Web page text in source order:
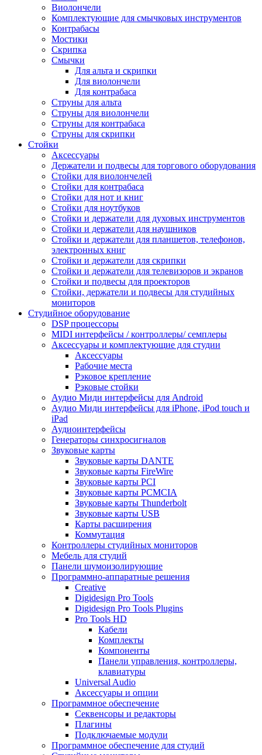
Виолончели
Комплектующие для смычковых инструментов
Контрабасы
Мостики
Скрипка
Смычки
Для альта и скрипки
Для виолончели
Для контрабаса
Струны для альта
Струны для виолончели
Струны для контрабаса
Струны для скрипки
Стойки
Аксессуары
Держатели и подвесы для торгового оборудования
Стойки для виолончелей
Стойки для контрабаса
Стойки для нот и книг
Стойки для ноутбуков
Стойки и держатели для духовых инструментов
Стойки и держатели для наушников
Стойки и держатели для планшетов, телефонов,
электронных книг
Стойки и держатели для скрипки
Стойки и держатели для телевизоров и экранов
Стойки и подвесы для проекторов
Стойки, держатели и подвесы для студийных
мониторов
Студийное оборудование
DSP процессоры
MIDI интерфейсы / контроллеры/ семплеры
Аксессуары и комплектующие для студии
Аксессуары
Рабочие места
Рэковое крепление
Рэковые стойки
Аудио Миди интерфейсы для Android
Аудио Миди интерфейсы для iPhone, iPod touch и
iPad
Аудиоинтерфейсы
Генераторы синхросигналов
Звуковые карты
Звуковые карты DANTE
Звуковые карты FireWire
Звуковые карты PCI
Звуковые карты PCMCIA
Звуковые карты Thunderbolt
Звуковые карты USB
Карты расширения
Коммутация
Контроллеры студийных мониторов
Мебель для студий
Панели шумоизолирующие
Программно-аппаратные решения
Creative
Digidesign Pro Tools
Digidesign Pro Tools Plugins
Pro Tools HD
Кабели
Комплекты
Компоненты
Панели управления, контроллеры,
клавиатуры
Universal Audio
Аксессуары и опции
Программное обеспечение
Cеквенсоры и редакторы
Плагины
Подключаемые модули
Программное обеспечение для студий